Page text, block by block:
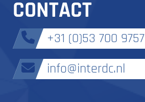
CONTACT
+31 (0)53 700 9757
info@interdc.nl